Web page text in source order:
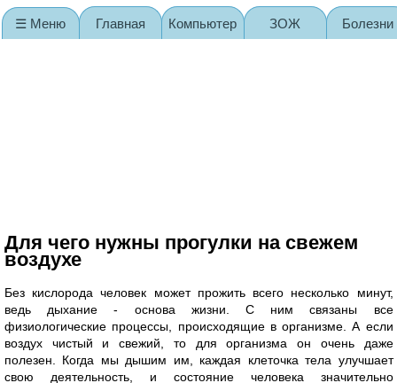
Для чего нужны прогулки на свежем
воздухе
Без кислорода человек может прожить всего несколько минут,
ведь дыхание - основа жизни. С ним связаны все
физиологические процессы, происходящие в организме. А если
воздух чистый и свежий, то для организма он очень даже
полезен. Когда мы дышим им, каждая клеточка тела улучшает
свою деятельность, и состояние человека значительно
☰ Меню Главная Компьютер ЗОЖ Болезни